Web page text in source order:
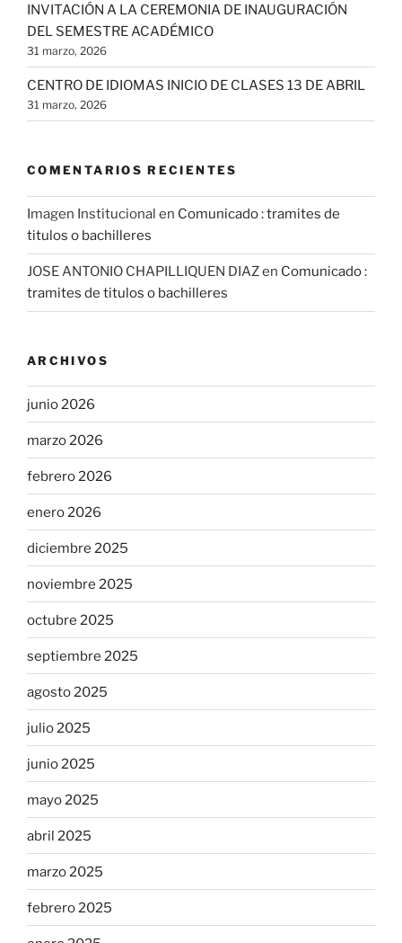
INVITACIÓN A LA CEREMONIA DE INAUGURACIÓN
DEL SEMESTRE ACADÉMICO
31 marzo, 2026
CENTRO DE IDIOMAS INICIO DE CLASES 13 DE ABRIL
31 marzo, 2026
COMENTARIOS RECIENTES
Imagen Institucional en Comunicado : tramites de
titulos o bachilleres
JOSE ANTONIO CHAPILLIQUEN DIAZen Comunicado :
tramites de titulos o bachilleres
ARCHIVOS
junio 2026
marzo 2026
febrero 2026
enero 2026
diciembre 2025
noviembre 2025
octubre 2025
septiembre 2025
agosto 2025
julio 2025
junio 2025
mayo 2025
abril 2025
marzo 2025
febrero 2025